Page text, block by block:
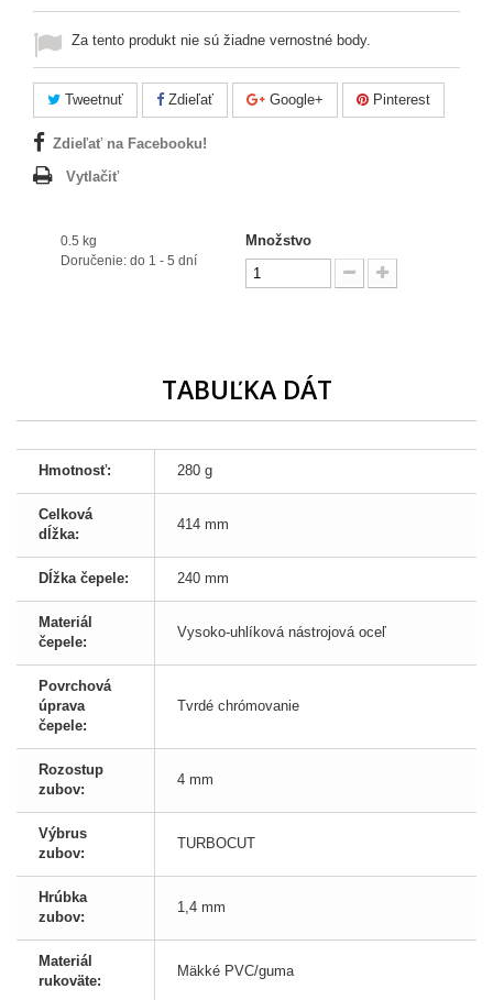
Za tento produkt nie sú žiadne vernostné body.
Tweetnuť Zdieľať Google+ Pinterest
Zdieľať na Facebooku!
Vytlačiť
0.5 kg
Doručenie: do 1 - 5 dní
Množstvo
TABUĽKA DÁT
Hmotnosť: 280 g
Celková
dĺžka:
414 mm
Dĺžka čepele: 240 mm
Materiál
čepele:
Vysoko-uhlíková nástrojová oceľ
Povrchová
úprava
čepele:
Tvrdé chrómovanie
Rozostup
zubov:
4 mm
Výbrus
zubov:
TURBOCUT
Hrúbka
zubov:
1,4 mm
Materiál
rukoväte:
Mäkké PVC/guma